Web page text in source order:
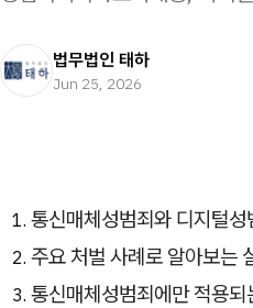
법무법인 태하
Jun 25, 2026
통신매체성범죄와 디지털
주요 처벌 사례로 알아보는
통신매체성범죄에만 적용되